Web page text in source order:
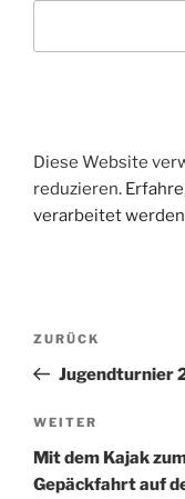
Diese Website
reduzieren.
verarbeitet
Vorheriger
Beitrag
ZURÜCK
Jugendturnier
Nächster
Beitrag
WEITER
Mit dem Kajak
Gepäckfahrt auf